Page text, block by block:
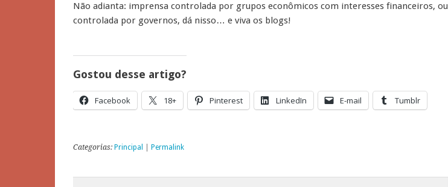
Não adianta: imprensa controlada por grupos econômicos com interesses financeiros, ou
controlada por governos, dá nisso… e viva os blogs!
Gostou desse artigo?
Facebook 18+ Pinterest LinkedIn E-mail Tumblr
Categorias: Principal Permalink